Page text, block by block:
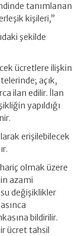
tanımlanan
kişileri,”
şekilde
ücretlere ilişkin
açık,
ilan edilir. İlan
yapıldığı
erişilebilecek
olmak üzere
azami
değişiklikler
bildirilir.
ücret tahsil